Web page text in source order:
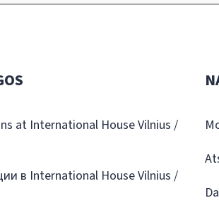
at International House Vilnius /
в International House Vilnius /